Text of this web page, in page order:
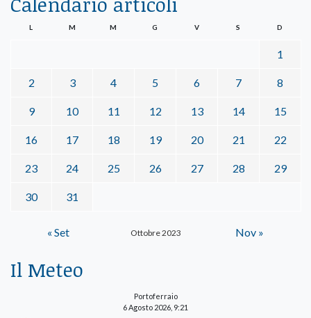
Ottobre 2023
L M M G V S D
1
2 3 4 5 6 7 8
9 10 11 12 13 14 15
16 17 18 19 20 21 22
23 24 25 26 27 28 29
30 31
« Set Nov »
Il Meteo
Portoferraio
6 Agosto 2026, 9:21